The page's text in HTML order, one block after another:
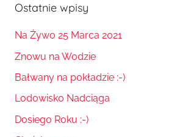
Ostatnie wpisy
Na Żywo 25 Marca 2021
Znowu na Wodzie
Bałwany na pokładzie :-)
Lodowisko Nadciąga
Dosiego Roku :-)